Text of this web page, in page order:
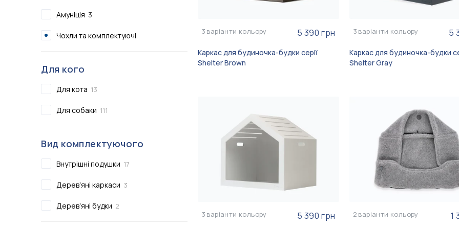
Керамічна миска для собак Cacao
757 грн
Плед
Сертифікати
Показати всі
Керамічна миска для кішок Cacao
757 грн
Амуніція 3
Чохли та комплектуючі
Для кого
Для кота 13
Для собаки 111
Вид комплектуючого
Внутрішні подушки 17
Деревʼяні каркаси 3
Деревʼяні будки 2
3 варіанти кольору 5 390 грн
Каркас для будиночка-будки серії
Shelter Brown
3 варіанти кольору 5
Каркас для будиночка-будки
Shelter Gray
3 варіанти кольору 5 390 грн 2 варіанти кольору 1